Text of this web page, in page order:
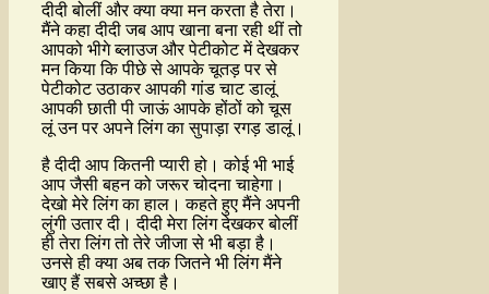
दीदी बोलीं और क्या क्या मन करता है तेरा।
मैंने कहा दीदी जब आप खाना बना रही थीं तो
आपको भीगे ब्लाउज और पेटीकोट में देखकर
मन किया कि पीछे से आपके चूतड़ पर से
पेटीकोट उठाकर आपकी गांड चाट डालूं
आपकी छाती पी जाऊं आपके होंठों को चूस
लूं उन पर अपने लिंग का सुपाड़ा रगड़ डालूं।
है दीदी आप कितनी प्यारी हो। कोई भी भाई
आप जैसी बहन को जरूर चोदना चाहेगा।
देखो मेरे लिंग का हाल। कहते हुए मैंने अपनी
लुंगी उतार दी। दीदी मेरा लिंग देखकर बोलीं
ही तेरा लिंग तो तेरे जीजा से भी बड़ा है।
उनसे ही क्या अब तक जितने भी लिंग मैंने
खाए हैं सबसे अच्छा है।